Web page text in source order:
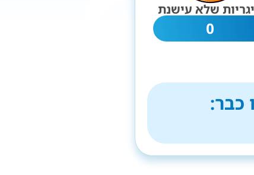
שלא עישנת
0
כבר: